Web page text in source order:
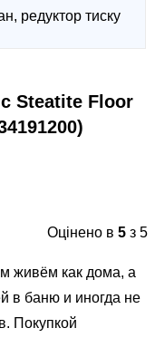
редуктор тиску
Steatite Floor
Оцінено в 5 з 5
живём как дома, а
в баню и иногда не
Покупкой